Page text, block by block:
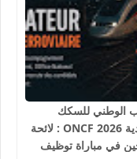
الوطني للسكك
الحديدية 2026 ONCF : لائحة
في مباراة توظيف